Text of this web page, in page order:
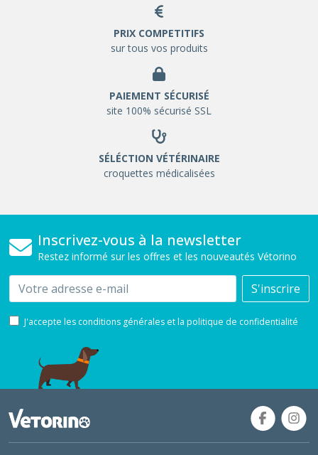
PRIX COMPETITIFS
sur tous vos produits
PAIEMENT SÉCURISÉ
site 100% sécurisé SSL
SÉLÉCTION VÉTÉRINAIRE
croquettes médicalisées
Inscrivez-vous à la newsletter
Restez informé sur les offres et les nouveautés Vétorino
Email S'inscrire
J'accepte les conditions générales et la politique de confidentialité